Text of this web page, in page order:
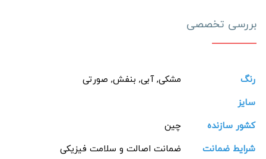
بررسی تخصصی
رنگ
مشکی, آبی, بنفش, صورتی
سایز
کشور سازنده
چین
شرایط ضمانت
ضمانت اصالت و سلامت فیزیکی